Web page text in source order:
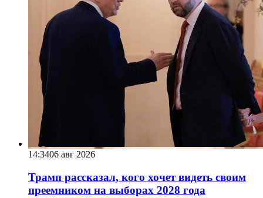
14:3406 авг 2026
Трамп рассказал, кого хочет видеть своим
преемником на выборах 2028 года